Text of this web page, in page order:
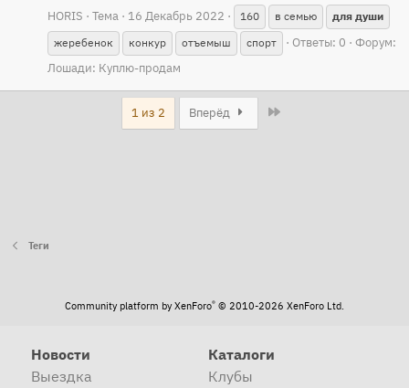
HORIS Тема 16 Декабрь 2022 160 в семью для души
жеребенок
конкур отъемыш спорт Ответы: 0
Форум:
Лошади: Куплю-продам
1 из 2 Вперёд
Теги
Community platform by XenForo® © 2010-2026 XenForo Ltd.
Новости
Выездка
Каталоги
Клубы